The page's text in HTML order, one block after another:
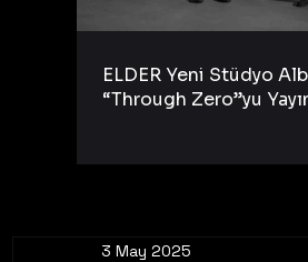
3 May 2025
ELDER Yeni Stüdyo
“Through Zero”yu